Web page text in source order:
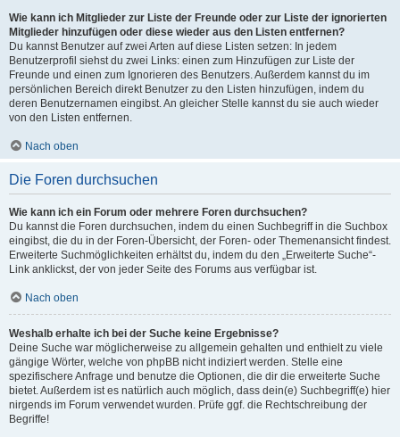
Wie kann ich Mitglieder zur Liste der Freunde oder zur Liste der ignorierten
Mitglieder hinzufügen oder diese wieder aus den Listen entfernen?
Du kannst Benutzer auf zwei Arten auf diese Listen setzen: In jedem
Benutzerprofil siehst du zwei Links: einen zum Hinzufügen zur Liste der
Freunde und einen zum Ignorieren des Benutzers. Außerdem kannst du im
persönlichen Bereich direkt Benutzer zu den Listen hinzufügen, indem du
deren Benutzernamen eingibst. An gleicher Stelle kannst du sie auch wieder
von den Listen entfernen.
Nach oben
Die Foren durchsuchen
Wie kann ich ein Forum oder mehrere Foren durchsuchen?
Du kannst die Foren durchsuchen, indem du einen Suchbegriff in die Suchbox
eingibst, die du in der Foren-Übersicht, der Foren- oder Themenansicht findest.
Erweiterte Suchmöglichkeiten erhältst du, indem du den „Erweiterte Suche“-
Link anklickst, der von jeder Seite des Forums aus verfügbar ist.
Nach oben
Weshalb erhalte ich bei der Suche keine Ergebnisse?
Deine Suche war möglicherweise zu allgemein gehalten und enthielt zu viele
gängige Wörter, welche von phpBB nicht indiziert werden. Stelle eine
spezifischere Anfrage und benutze die Optionen, die dir die erweiterte Suche
bietet. Außerdem ist es natürlich auch möglich, dass dein(e) Suchbegriff(e) hier
nirgends im Forum verwendet wurden. Prüfe ggf. die Rechtschreibung der
Begriffe!